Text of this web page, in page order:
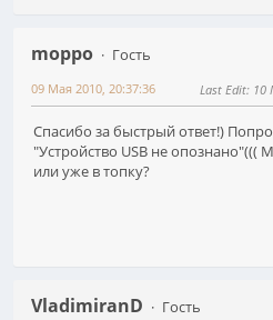
moppo
Гость
09 Мая 2010, 20:37:36 Last Edit: 10
Спасибо за быстрый ответ!)
"Устройство USB не опознано"(((
или уже в топку?
VladimiranD
Гость